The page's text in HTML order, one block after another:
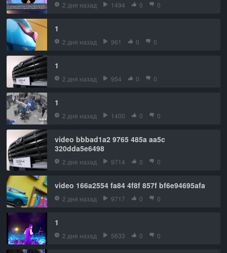
2 дня назад 1494 0 0
1
2 дня назад 961 0 0
1
2 дня назад 954 0 0
1
2 дня назад 1400 0 0
video bbbad1a2 9765 485a aa5c
320dda5e6498
2 дня назад 9714 0 0
video 166a2554 fa84 4f8f 857f bf6e94695afa
2 дня назад 9717 0 0
1
2 дня назад 5633 0 0